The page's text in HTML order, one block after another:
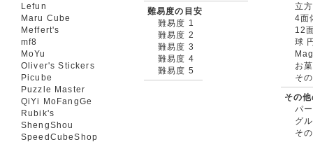
Lefun
Maru Cube
Meffert's
mf8
MoYu
Oliver's Stickers
Picube
Puzzle Master
QiYi MoFangGe
Rubik's
ShengShou
SpeedCubeShop
難易度の目安
難易度 1
難易度 2
難易度 3
難易度 4
難易度 5
立
4面
12
球
お
そ
その
パ
グ
そ